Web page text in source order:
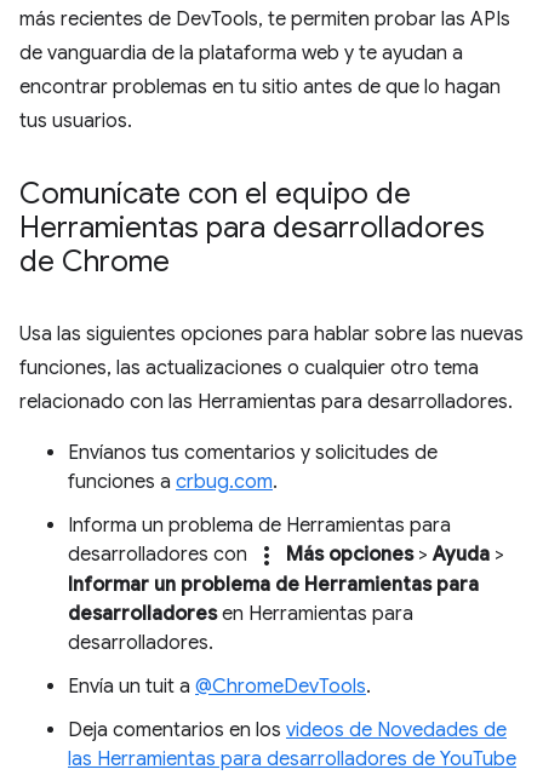
más recientes de DevTools, te permiten probar las APIs
de vanguardia de la plataforma web y te ayudan a
encontrar problemas en tu sitio antes de que lo hagan
tus usuarios.
Comunícate con el equipo de
Herramientas para desarrolladores
de Chrome
Usa las siguientes opciones para hablar sobre las nuevas
funciones, las actualizaciones o cualquier otro tema
relacionado con las Herramientas para desarrolladores.
Envíanos tus comentarios y solicitudes de
funciones a crbug.com.
Informa un problema de Herramientas para
desarrolladores con
more_vert Más opciones>Ayuda >
Informar un problema de Herramientas para
desarrolladoresen Herramientas para
desarrolladores.
Envía un tuit a @ChromeDevTools.
Deja comentarios en los videos de Novedades de
las Herramientas para desarrolladores de YouTube